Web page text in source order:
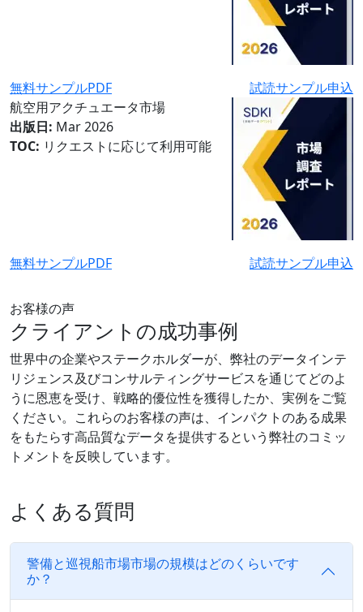
無料サンプルPDF
試読サンプル申込
航空用アクチュエータ市場
出版日: Mar 2026
TOC: リクエストに応じて利用可能
無料サンプルPDF 試読サンプル申込
お客様の声
クライアントの成功事例
世界中の企業やステークホルダーが、弊社のデータインテ
リジェンス及びコンサルティングサービスを通じてどのよ
うに恩恵を受け、戦略的優位性を獲得したか、実例をご覧
ください。これらのお客様の声は、インパクトのある成果
をもたらす高品質なデータを提供するという弊社のコミッ
トメントを反映しています。
よくある質問
警備と巡視船市場市場の規模はどのくらいです
か？